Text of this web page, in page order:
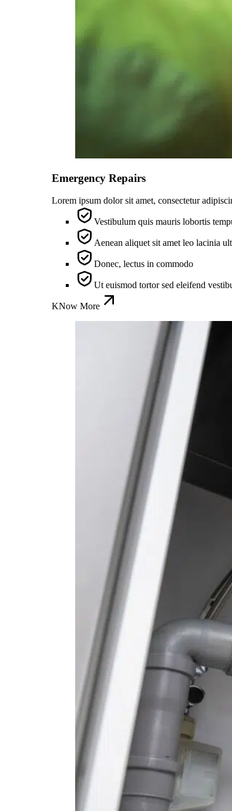
Emergency Repairs
Lorem ipsum dolor sit amet, consectetur
Vestibulum quis mauris lobortis
Aenean aliquet sit amet leo lacinia
Donec, lectus in commodo
Ut euismod tortor sed eleifend
KNow More